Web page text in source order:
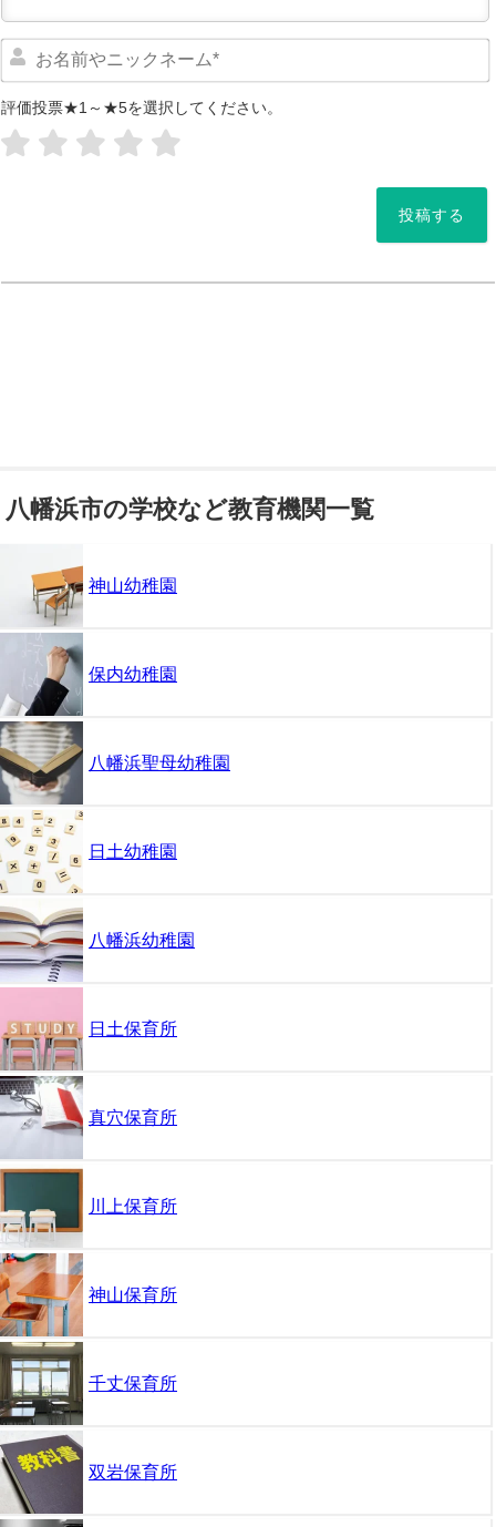
評価投票★1～★5を選択してください。
八幡浜市の学校など教育機関一覧
神山幼稚園
保内幼稚園
八幡浜聖母幼稚園
日土幼稚園
八幡浜幼稚園
日土保育所
真穴保育所
川上保育所
神山保育所
千丈保育所
双岩保育所